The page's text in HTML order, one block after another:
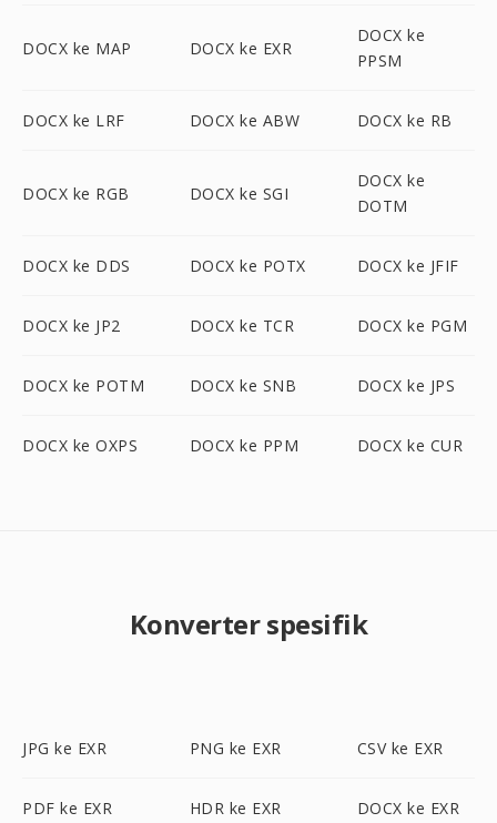
DOCX ke MAP DOCX ke EXR
DOCX ke
PPSM
DOCX ke LRF DOCX ke ABW DOCX ke RB
DOCX ke RGB DOCX ke SGI
DOCX ke
DOTM
DOCX ke DDS DOCX ke POTX DOCX ke JFIF
DOCX ke JP2 DOCX ke TCR DOCX ke PGM
DOCX ke POTM DOCX ke SNB DOCX ke JPS
DOCX ke OXPS DOCX ke PPM DOCX ke CUR
Konverter spesifik
JPG ke EXR PNG ke EXR CSV ke EXR
PDF ke EXR HDR ke EXR DOCX ke EXR